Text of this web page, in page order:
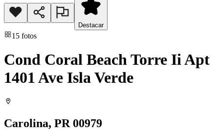
Destacar
15 fotos
Cond Coral Beach Torre Ii Apt
1401 Ave Isla Verde
Carolina, PR 00979